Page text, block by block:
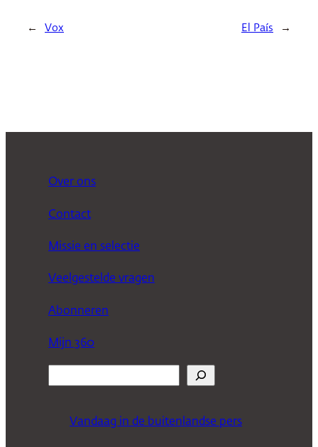
← Vox El País →
Over ons
Contact
Missie en selectie
Veelgestelde vragen
Abonneren
Mijn 360
Vandaag in de buitenlandse pers